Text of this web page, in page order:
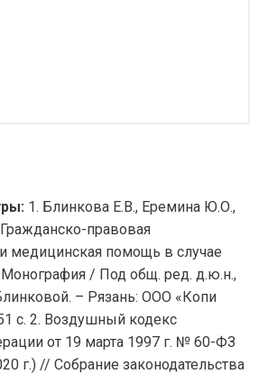
1. Блинкова Е.В., Еремина Ю.О.,
правовая
медицинская помощь в случае
/ Под общ. ред. д.ю.н.,
– Рязань: ООО «Копи
с. 2. Воздушный кодекс
от 19 марта 1997 г. № 60-ФЗ
г.) // Собрание законодательства